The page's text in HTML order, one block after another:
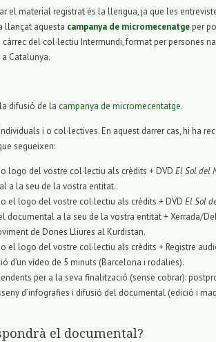
el material registrat és la llengua, ja que les
llançat aquesta campanya de micromecenatgeper
càrrec del col·lectiu Intermundi, format per persones
Catalunya.
difusió de la campanya de micromecentatge.
i o col·lectives. En aquest darrer cas, hi ha
segueixen:
logo del vostre col·lectiu als crèdits + DVD El Sol del
a la seu de la vostra entitat.
el logo del vostre col·lectiu als crèdits + DVD El Sol
documental a la seu de la vostra entitat + Xerrada/
de Dones Lliures al Kurdistan.
el logo del vostre col·lectiu als crèdits + Registre
d’un vídeo de 5 minuts (Barcelona i rodalies).
per a la seva finalització (sense cobrar):
d’infografies i difusió del documental (edició i
el documental?